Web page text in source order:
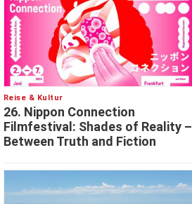
Reise & Kultur
26. Nippon Connection
Filmfestival: Shades of Reality –
Between Truth and Fiction